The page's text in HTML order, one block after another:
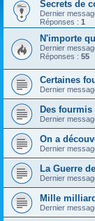
Secrets de
Dernier
Réponses : 1
N'importe
Dernier
Réponses : 55
Certaines
Dernier
Des
Dernier
On a
Dernier
La Guerre
Dernier
Mille
Dernier